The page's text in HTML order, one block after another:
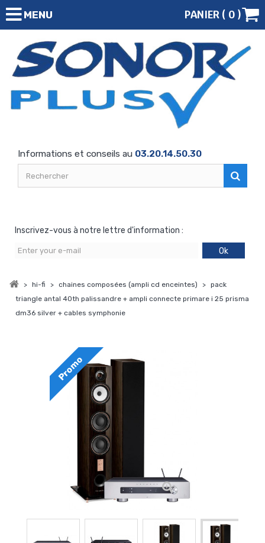
MENU PANIER ( 0 )
Informations et conseils au 03.20.14.50.30
Inscrivez-vous à notre lettre d'information :
Ok
> hi-fi > chaines composées (ampli cd enceintes) > pack
triangle antal 40th palissandre + ampli connecte primare i 25 prisma
dm36 silver + cables symphonie
Promo